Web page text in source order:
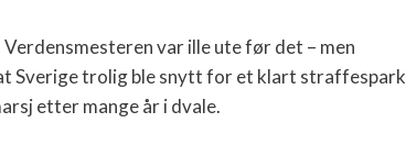
var ille ute før det – men
Sverige trolig ble snytt for et klart straffespark
etter mange år i dvale.